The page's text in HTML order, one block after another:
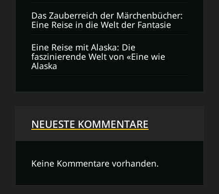
Das Zauberreich der Märchenbücher:
Eine Reise in die Welt der Fantasie
Eine Reise mit Alaska: Die
faszinierende Welt von «Eine wie
Alaska
NEUESTE KOMMENTARE
Keine Kommentare vorhanden.